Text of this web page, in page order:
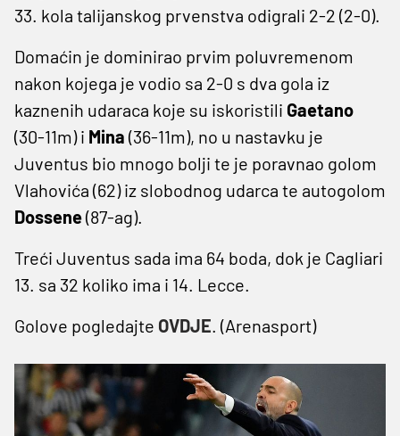
33. kola talijanskog prvenstva odigrali 2-2 (2-0).
Domaćin je dominirao prvim poluvremenom
nakon kojega je vodio sa 2-0 s dva gola iz
kaznenih udaraca koje su iskoristili Gaetano
(30-11m) i Mina (36-11m), no u nastavku je
Juventus bio mnogo bolji te je poravnao golom
Vlahovića (62) iz slobodnog udarca te autogolom
Dossene(87-ag).
Treći Juventus sada ima 64 boda, dok je Cagliari
13. sa 32 koliko ima i 14. Lecce.
Golove pogledajte OVDJE. (Arenasport)